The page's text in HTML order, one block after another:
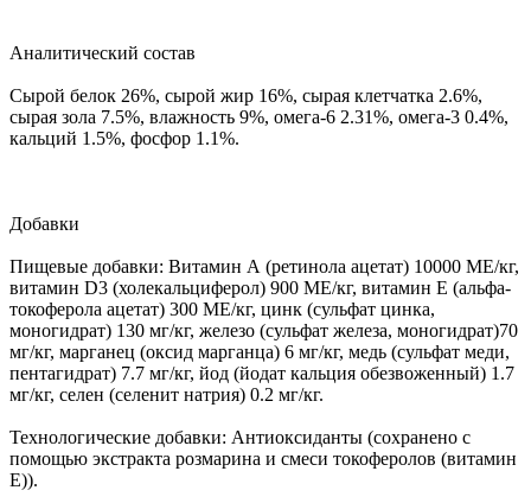
Аналитический состав
Сырой белок 26%, сырой жир 16%, сырая клетчатка 2.6%,
сырая зола 7.5%, влажность 9%, омега-6 2.31%, омега-3 0.4%,
кальций 1.5%, фосфор 1.1%.
Добавки
Пищевые добавки: Витамин А (ретинола ацетат) 10000 МЕ/кг,
витамин D3 (холекальциферол) 900 МЕ/кг, витамин Е (альфа-
токоферола ацетат) 300 МЕ/кг, цинк (сульфат цинка,
моногидрат) 130 мг/кг, железо (сульфат железа, моногидрат)70
мг/кг, марганец (оксид марганца) 6 мг/кг, медь (сульфат меди,
пентагидрат) 7.7 мг/кг, йод (йодат кальция обезвоженный) 1.7
мг/кг, селен (селенит натрия) 0.2 мг/кг.
Технологические добавки: Антиоксиданты (сохранено с
помощью экстракта розмарина и смеси токоферолов (витамин
Е)).